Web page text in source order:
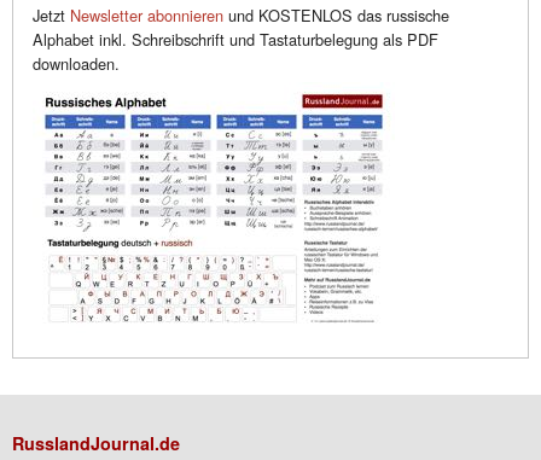
Jetzt Newsletter abonnieren und KOSTENLOS das russische
Alphabet inkl. Schreibschrift und Tastaturbelegung als PDF
downloaden.
RusslandJournal.de